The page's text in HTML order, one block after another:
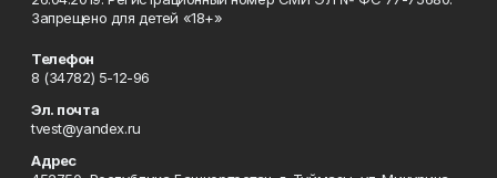
Запрещено для детей «18+»
Телефон
8 (34782) 5-12-96
Эл. почта
tvest@yandex.ru
Адрес